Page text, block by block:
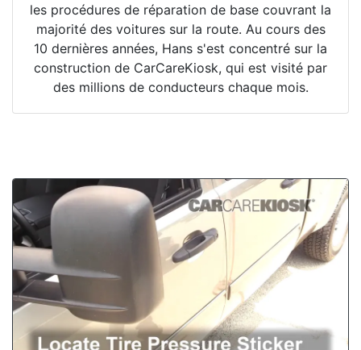
les procédures de réparation de base couvrant la
majorité des voitures sur la route. Au cours des
10 dernières années, Hans s'est concentré sur la
construction de CarCareKiosk, qui est visité par
des millions de conducteurs chaque mois.